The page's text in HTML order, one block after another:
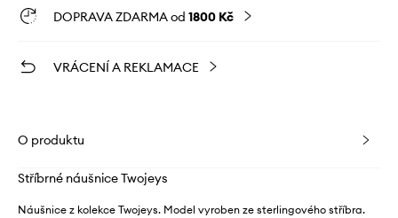
DOPRAVA ZDARMA od 1800 Kč
VRÁCENÍ A REKLAMACE
O produktu
Stříbrné náušnice Twojeys
Náušnice z kolekce Twojeys. Model vyroben ze sterlingového stříbra.